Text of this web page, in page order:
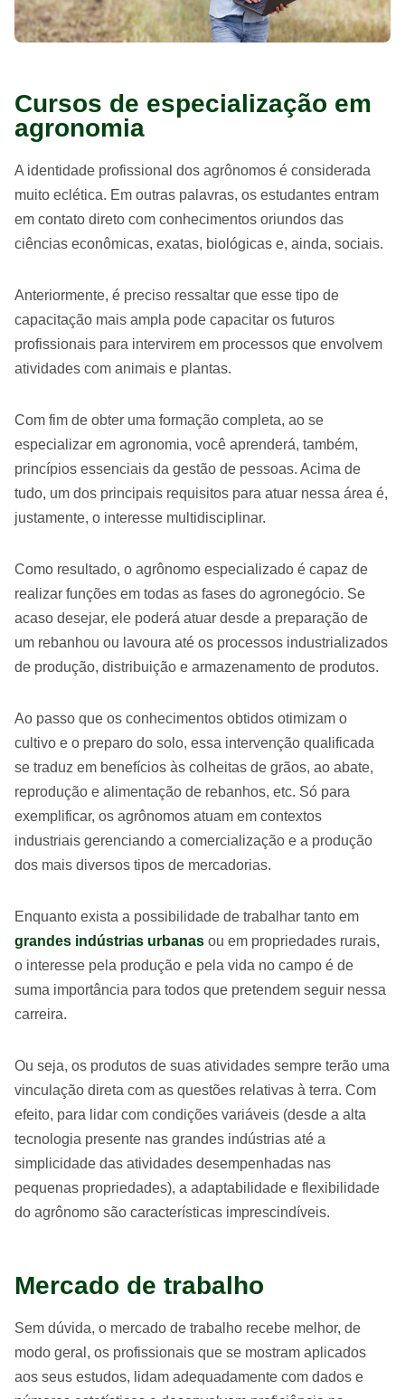
Cursos de especialização em
agronomia
A identidade profissional dos agrônomos é considerada
muito eclética. Em outras palavras, os estudantes entram
em contato direto com conhecimentos oriundos das
ciências econômicas, exatas, biológicas e, ainda, sociais.
Anteriormente, é preciso ressaltar que esse tipo de
capacitação mais ampla pode capacitar os futuros
profissionais para intervirem em processos que envolvem
atividades com animais e plantas.
Com fim de obter uma formação completa, ao se
especializar em agronomia, você aprenderá, também,
princípios essenciais da gestão de pessoas. Acima de
tudo, um dos principais requisitos para atuar nessa área é,
justamente, o interesse multidisciplinar.
Como resultado, o agrônomo especializado é capaz de
realizar funções em todas as fases do agronegócio. Se
acaso desejar, ele poderá atuar desde a preparação de
um rebanhou ou lavoura até os processos industrializados
de produção, distribuição e armazenamento de produtos.
Ao passo que os conhecimentos obtidos otimizam o
cultivo e o preparo do solo, essa intervenção qualificada
se traduz em benefícios às colheitas de grãos, ao abate,
reprodução e alimentação de rebanhos, etc. Só para
exemplificar, os agrônomos atuam em contextos
industriais gerenciando a comercialização e a produção
dos mais diversos tipos de mercadorias.
Enquanto exista a possibilidade de trabalhar tanto em
grandes indústrias urbanas ou em propriedades rurais,
o interesse pela produção e pela vida no campo é de
suma importância para todos que pretendem seguir nessa
carreira.
Ou seja, os produtos de suas atividades sempre terão uma
vinculação direta com as questões relativas à terra. Com
efeito, para lidar com condições variáveis (desde a alta
tecnologia presente nas grandes indústrias até a
simplicidade das atividades desempenhadas nas
pequenas propriedades), a adaptabilidade e flexibilidade
do agrônomo são características imprescindíveis.
Mercado de trabalho
Sem dúvida, o mercado de trabalho recebe melhor, de
modo geral, os profissionais que se mostram aplicados
aos seus estudos, lidam adequadamente com dados e